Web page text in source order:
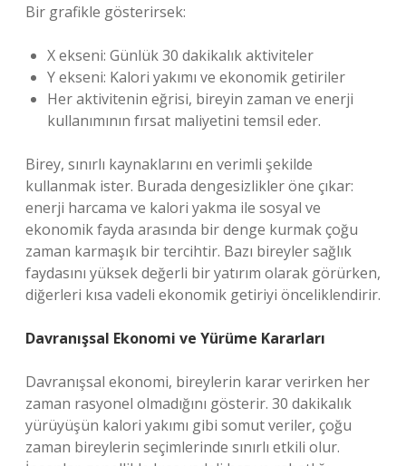
Bir grafikle gösterirsek:
X ekseni: Günlük 30 dakikalık aktiviteler
Y ekseni: Kalori yakımı ve ekonomik getiriler
Her aktivitenin eğrisi, bireyin zaman ve enerji
kullanımının fırsat maliyetini temsil eder.
Birey, sınırlı kaynaklarını en verimli şekilde
kullanmak ister. Burada dengesizlikler öne çıkar:
enerji harcama ve kalori yakma ile sosyal ve
ekonomik fayda arasında bir denge kurmak çoğu
zaman karmaşık bir tercihtir. Bazı bireyler sağlık
faydasını yüksek değerli bir yatırım olarak görürken,
diğerleri kısa vadeli ekonomik getiriyi önceliklendirir.
Davranışsal Ekonomi ve Yürüme Kararları
Davranışsal ekonomi, bireylerin karar verirken her
zaman rasyonel olmadığını gösterir. 30 dakikalık
yürüyüşün kalori yakımı gibi somut veriler, çoğu
zaman bireylerin seçimlerinde sınırlı etkili olur.